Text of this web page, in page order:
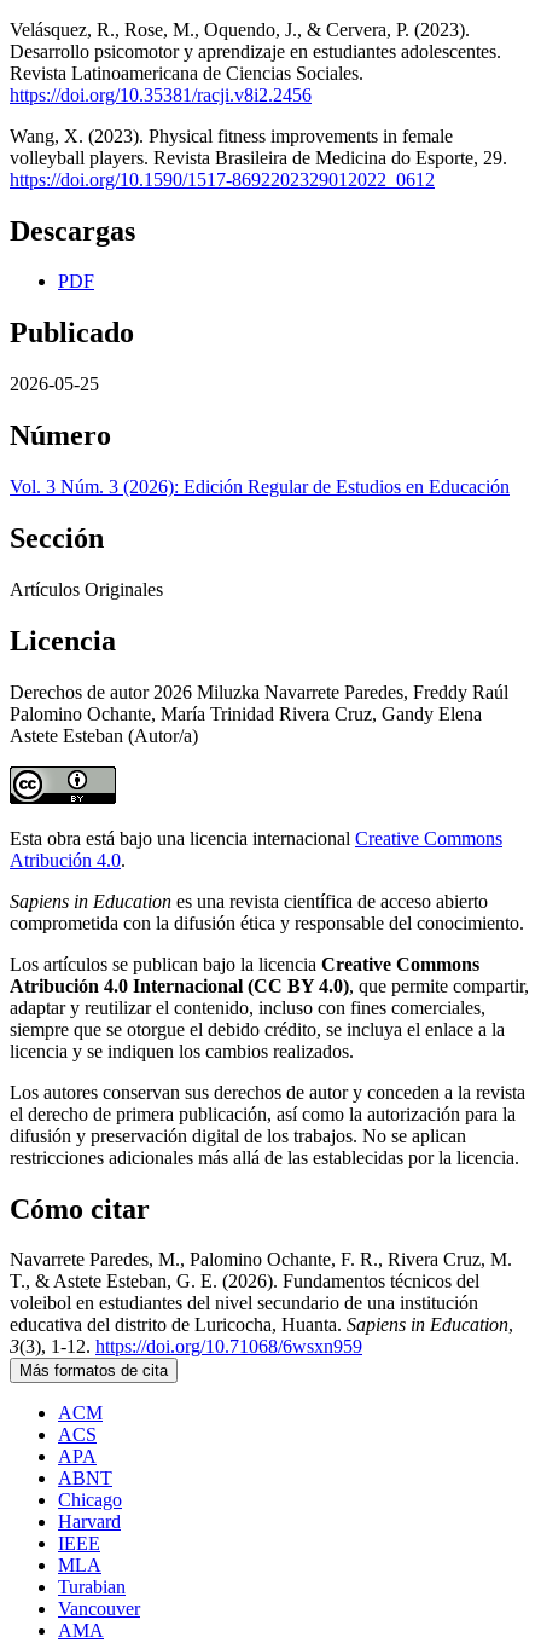
Velásquez, R., Rose, M., Oquendo, J., & Cervera, P. (2023).
Desarrollo psicomotor y aprendizaje en estudiantes adolescentes.
Revista Latinoamericana de Ciencias Sociales.
https://doi.org/10.35381/racji.v8i2.2456
Wang, X. (2023). Physical fitness improvements in female
volleyball players. Revista Brasileira de Medicina do Esporte, 29.
https://doi.org/10.1590/1517-8692202329012022_0612
Descargas
PDF
Publicado
2026-05-25
Número
Vol. 3 Núm. 3 (2026): Edición Regular de Estudios en Educación
Sección
Artículos Originales
Licencia
Derechos de autor 2026 Miluzka Navarrete Paredes, Freddy Raúl
Palomino Ochante, María Trinidad Rivera Cruz, Gandy Elena
Astete Esteban (Autor/a)
Esta obra está bajo una licencia internacional Creative Commons
Atribución 4.0.
Sapiens in Education es una revista científica de acceso abierto
comprometida con la difusión ética y responsable del conocimiento.
Los artículos se publican bajo la licencia Creative Commons
Atribución 4.0 Internacional (CC BY 4.0), que permite compartir,
adaptar y reutilizar el contenido, incluso con fines comerciales,
siempre que se otorgue el debido crédito, se incluya el enlace a la
licencia y se indiquen los cambios realizados.
Los autores conservan sus derechos de autor y conceden a la revista
el derecho de primera publicación, así como la autorización para la
difusión y preservación digital de los trabajos. No se aplican
restricciones adicionales más allá de las establecidas por la licencia.
Cómo citar
Navarrete Paredes, M., Palomino Ochante, F. R., Rivera Cruz, M.
T., & Astete Esteban, G. E. (2026). Fundamentos técnicos del
voleibol en estudiantes del nivel secundario de una institución
educativa del distrito de Luricocha, Huanta. Sapiens in Education,
3(3), 1-12. https://doi.org/10.71068/6wsxn959
Más formatos de cita
ACM
ACS
APA
ABNT
Chicago
Harvard
IEEE
MLA
Turabian
Vancouver
AMA